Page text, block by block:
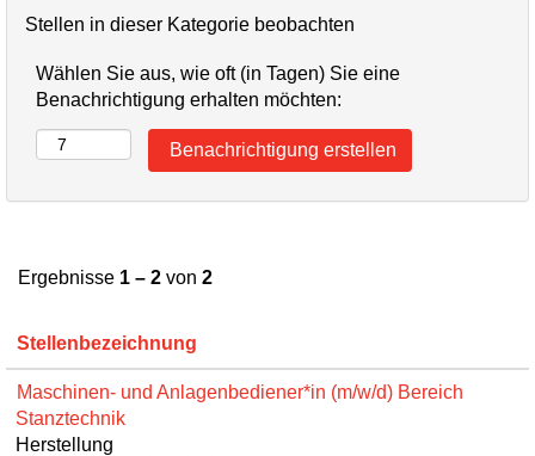
Stellen in dieser Kategorie beobachten
Wählen Sie aus, wie oft (in Tagen) Sie eine
Benachrichtigung erhalten möchten:
Ergebnisse 1 – 2 von 2
Stellenbezeichnung
Maschinen- und Anlagenbediener*in (m/w/d) Bereich
Stanztechnik
Herstellung